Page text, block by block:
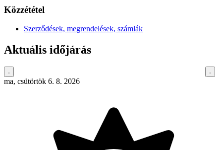
Közzététel
Szerződések, megrendelések, számlák
Aktuális időjárás
ma, csütörtök 6. 8. 2026